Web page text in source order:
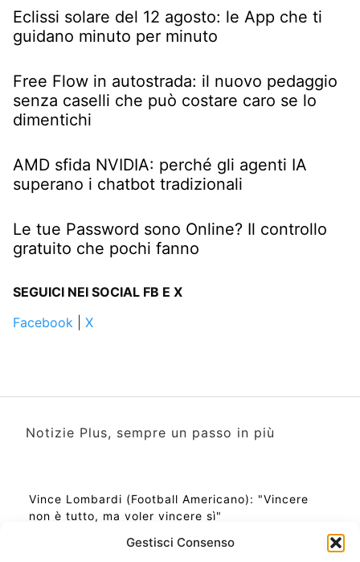
Gestisci Consenso
Eclissi solare del 12 agosto: le App che ti
guidano minuto per minuto
Free Flow in autostrada: il nuovo pedaggio
senza caselli che può costare caro se lo
dimentichi
AMD sfida NVIDIA: perché gli agenti IA
superano i chatbot tradizionali
Le tue Password sono Online? Il controllo
gratuito che pochi fanno
SEGUICI NEI SOCIAL FB E X
Facebook
X
Notizie Plus, sempre un passo in più
Vince Lombardi (Football Americano): "Vincere
non è tutto, ma voler vincere sì"